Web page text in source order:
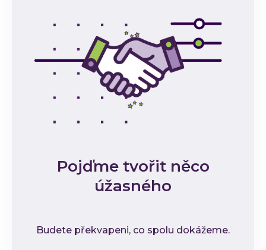
Pojďme tvořit něco
úžasného
Budete překvapeni, co spolu dokážeme.